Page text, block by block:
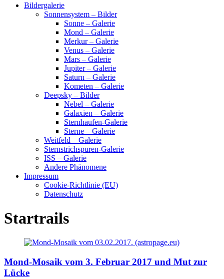
Bildergalerie
Sonnensystem – Bilder
Sonne – Galerie
Mond – Galerie
Merkur – Galerie
Venus – Galerie
Mars – Galerie
Jupiter – Galerie
Saturn – Galerie
Kometen – Galerie
Deepsky – Bilder
Nebel – Galerie
Galaxien – Galerie
Sternhaufen-Galerie
Sterne – Galerie
Weitfeld – Galerie
Sternstrichspuren-Galerie
ISS – Galerie
Andere Phänomene
Impressum
Cookie-Richtlinie (EU)
Datenschutz
Startrails
Mond-Mosaik vom 3. Februar 2017 und Mut zur
Lücke